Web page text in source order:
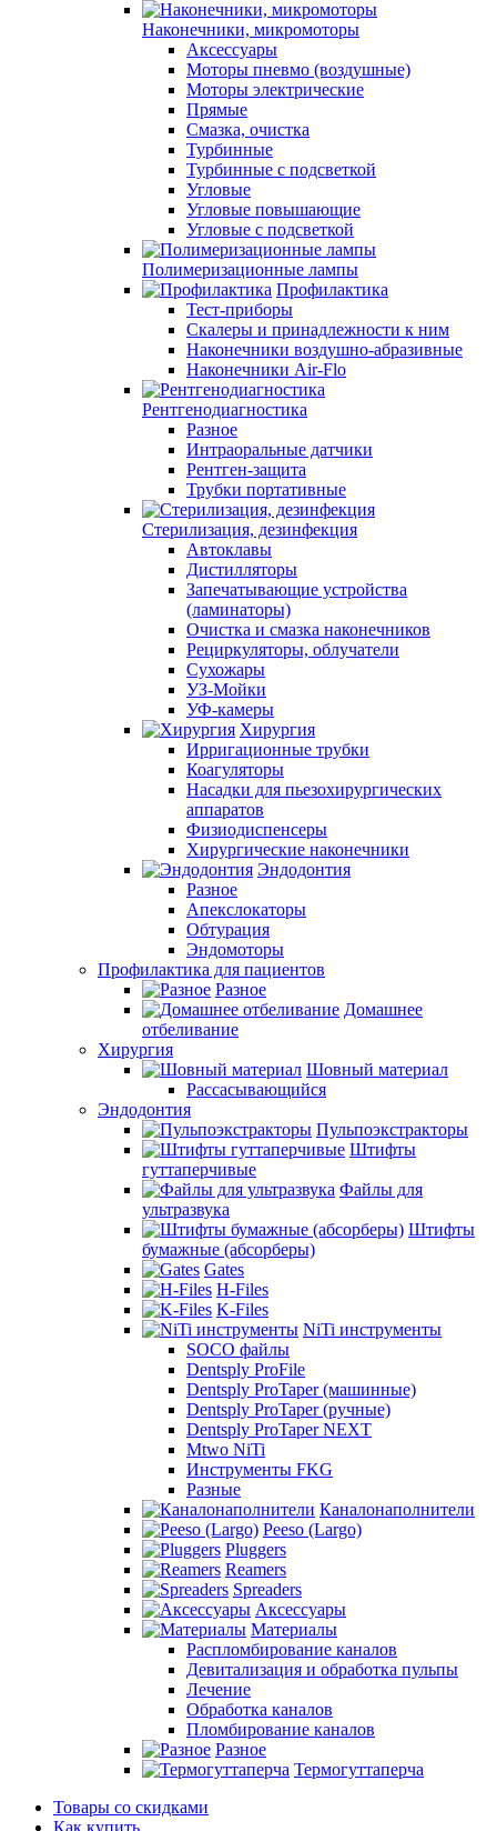
Наконечники, микромоторы
Аксессуары
Моторы пневмо (воздушные)
Моторы электрические
Прямые
Смазка, очистка
Турбинные
Турбинные с подсветкой
Угловые
Угловые повышающие
Угловые с подсветкой
Полимеризационные лампы
Профилактика
Тест-приборы
Скалеры и принадлежности к ним
Наконечники воздушно-абразивные
Наконечники Air-Flo
Рентгенодиагностика
Разное
Интраоральные датчики
Рентген-защита
Трубки портативные
Стерилизация, дезинфекция
Автоклавы
Дистилляторы
Запечатывающие устройства
(ламинаторы)
Очистка и смазка наконечников
Рециркуляторы, облучатели
Сухожары
УЗ-Мойки
УФ-камеры
Хирургия
Ирригационные трубки
Коагуляторы
Насадки для пьезохирургических
аппаратов
Физиодиспенсеры
Хирургические наконечники
Эндодонтия
Разное
Апекслокаторы
Обтурация
Эндомоторы
Профилактика для пациентов
Разное
Домашнее
отбеливание
Хирургия
Шовный материал
Рассасывающийся
Эндодонтия
Пульпоэкстракторы
Штифты
гуттаперчивые
Файлы для
ультразвука
Штифты
бумажные (абсорберы)
Gates
H-Files
K-Files
NiTi инструменты
SOCO файлы
Dentsply ProFile
Dentsply ProTaper (машинные)
Dentsply ProTaper (ручные)
Dentsply ProTaper NEXT
Mtwo NiTi
Инструменты FKG
Разные
Каналонаполнители
Peeso (Largo)
Pluggers
Reamers
Spreaders
Аксессуары
Материалы
Распломбирование каналов
Девитализация и обработка пульпы
Лечение
Обработка каналов
Пломбирование каналов
Разное
Термогуттаперча
Товары со скидками
Как купить